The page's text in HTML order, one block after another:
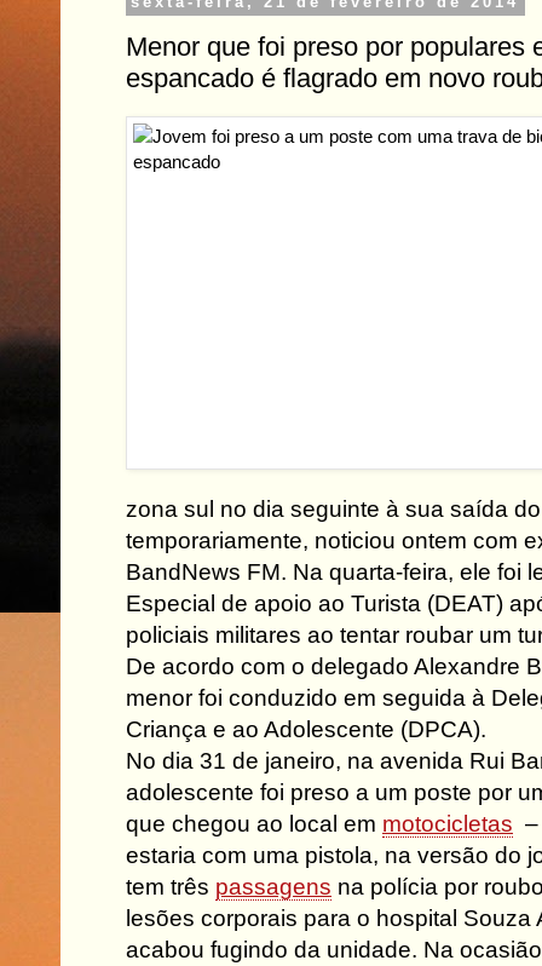
Menor que foi preso por populares
espancado é flagrado em novo
zona sul no dia seguinte à sua saída
temporariamente, noticiou ontem com
BandNews FM. Na quarta-feira, ele foi
Especial de apoio ao Turista (DEAT)
policiais militares ao tentar roubar um
De acordo com o delegado Alexandre
menor foi conduzido em seguida à
Criança e ao Adolescente (DPCA).
No dia 31 de janeiro, na avenida Rui
adolescente foi preso a um poste por
que chegou ao local em motocicletas
estaria com uma pistola, na versão do
tem três passagens na polícia por
lesões corporais para o hospital Souza
acabou fugindo da unidade. Na